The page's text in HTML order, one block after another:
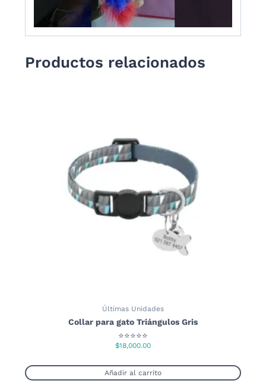
Productos relacionados
Últimas Unidades
Collar para gato Triángulos Gris
⭐⭐⭐⭐⭐
$18,000.00
Añadir al carrito